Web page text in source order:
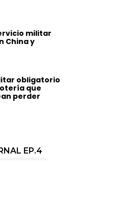
militar
China y
obligatorio
que
perder
EP.4